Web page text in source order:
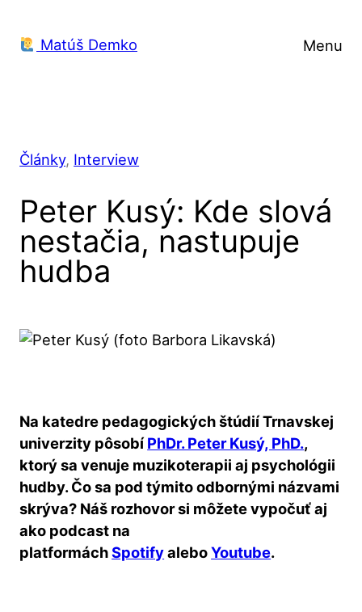
na
Matúš Demko Menu
Články, Interview
Peter Kusý: Kde slová
nestačia, nastupuje
hudba
Na katedre pedagogických štúdií Trnavskej
univerzity pôsobí PhDr. Peter Kusý, PhD.,
ktorý sa venuje muzikoterapii aj psychológii
hudby. Čo sa pod týmito odbornými názvami
skrýva? Náš rozhovor si môžete vypočuť aj
ako podcast na
platformáchSpotifyaleboYoutube.